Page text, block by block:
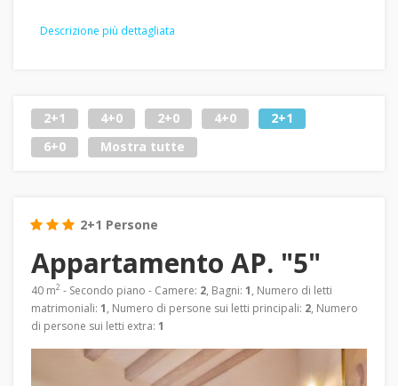
Descrizione più dettagliata
2+1 4+0 2+0 4+0
2+1
6+0
Mostra tutte
2+1 Persone
Appartamento AP. "5"
40 m2 - Secondo piano - Camere: 2, Bagni: 1, Numero di letti
matrimoniali: 1, Numero di persone sui letti principali: 2, Numero
di persone sui letti extra: 1